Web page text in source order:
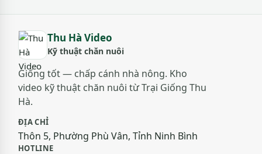
Thu Hà Video
Kỹ thuật chăn nuôi
Giống tốt — chấp cánh nhà nông. Kho
video kỹ thuật chăn nuôi từ Trại Giống Thu
Hà.
ĐỊA CHỈ
Thôn 5, Phường Phù Vân, Tỉnh Ninh Bình
HOTLINE